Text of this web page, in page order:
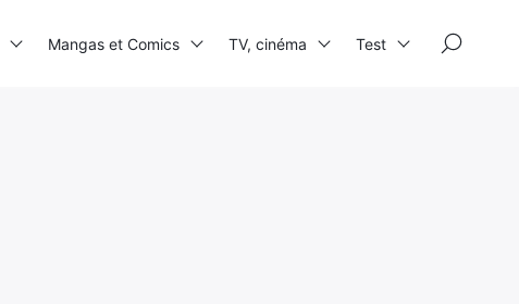
Mangas et Comics TV, cinéma Test